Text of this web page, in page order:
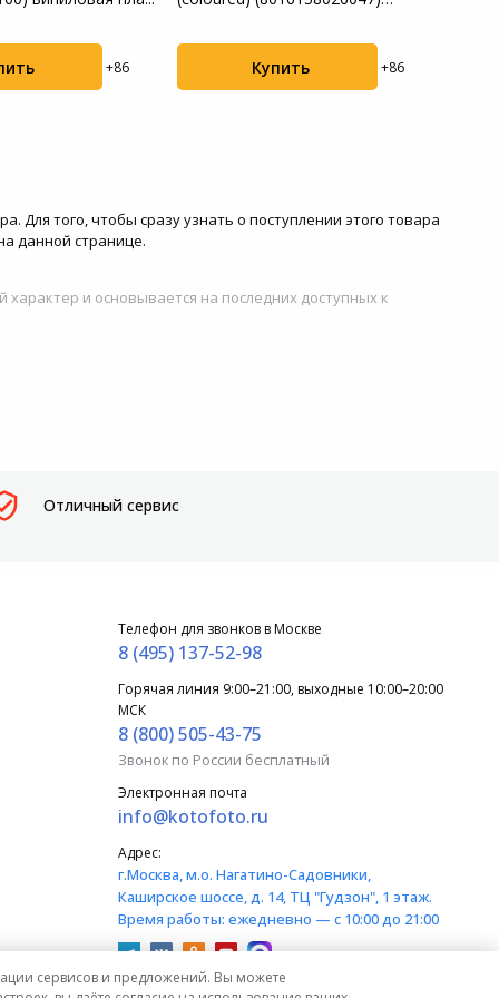
+86 Купить +86
Для того, чтобы сразу узнать о поступлении этого товара
данной странице.
и основывается на последних доступных к
Отличный сервис
сервисов и предложений. Вы можете
Телефон для звонков в Москве
8 (495) 137-52-98
Горячая линия 9:00–21:00, выходные 10:00–20:00
МСК
8 (800) 505-43-75
Звонок по России бесплатный
Электронная почта
info@kotofoto.ru
Адрес:
г.Москва, м.о. Нагатино-Садовники,
Каширское шоссе, д. 14, ТЦ "Гудзон", 1 этаж.
Время работы: ежедневно — с 10:00 до 21:00